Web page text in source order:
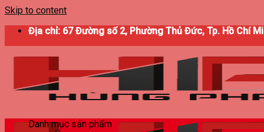
Skip to content
Địa chỉ: 67 Đường số 2, Phường Thủ Đức, Tp. Hồ Chí
Danh mục sản phẩm